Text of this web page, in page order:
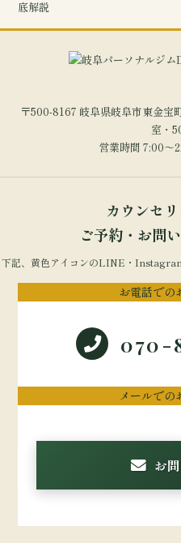
底解説
〒500-8167 岐阜県岐阜市東金宝
室・
営業時間 7:00～
カウンセ
ご予約・お問
下記、黄色アイコンのLINE・
お電話での
070-
メールでの
お